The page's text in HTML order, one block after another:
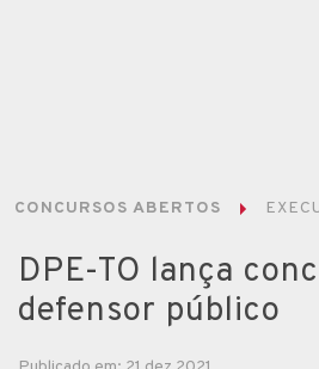
CONCURSOS ABERTOS
DPE-TO lança
defensor público